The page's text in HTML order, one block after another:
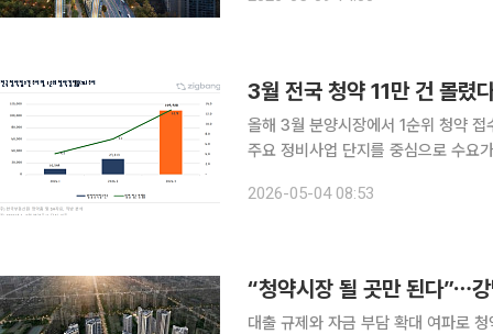
3월 전국 청약 11만 건 몰렸
올해 3월 분양시장에서 1순위 청약
주요 정비사업 단지를 중심으로 수요
는 전국 10만9928건으로 집계됐다
2026-05-04 08:53
“청약시장 될 곳만 된다”⋯
대출 규제와 자금 부담 확대 여파로